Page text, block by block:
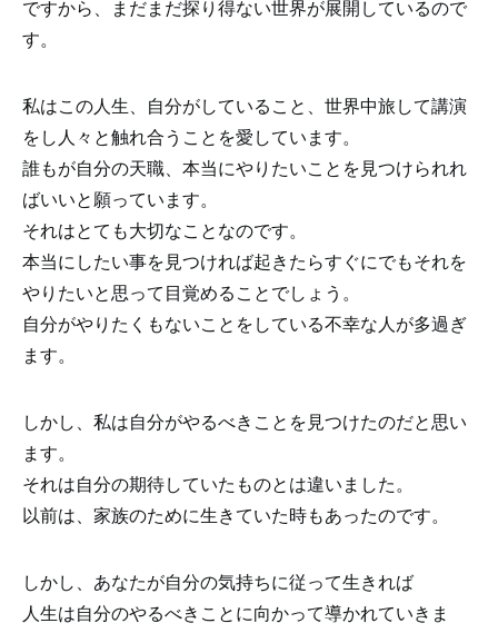
ですから、まだまだ探り得ない世界が展開しているので
す。
私はこの人生、自分がしていること、世界中旅して講演
をし人々と触れ合うことを愛しています。
誰もが自分の天職、本当にやりたいことを見つけられれ
ばいいと願っています。
それはとても大切なことなのです。
本当にしたい事を見つければ起きたらすぐにでもそれを
やりたいと思って目覚めることでしょう。
自分がやりたくもないことをしている不幸な人が多過ぎ
ます。
しかし、私は自分がやるべきことを見つけたのだと思い
ます。
それは自分の期待していたものとは違いました。
以前は、家族のために生きていた時もあったのです。
しかし、あなたが自分の気持ちに従って生きれば
人生は自分のやるべきことに向かって導かれていきま